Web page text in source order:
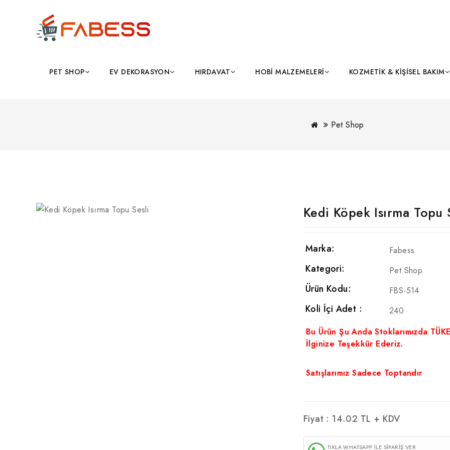
PET SHOP EV DEKORASYON HIRDAVAT HOBI MALZEMELERI KOZMETIK & KIŞISEL BAKIM
Pet Shop
Kedi Köpek Isırma Topu
Marka: Fabess
Kategori: Pet Shop
Ürün Kodu: FBS-514
Koli İçi Adet :
240
Bu Ürün Şu Anda Stoklarımızda
İlginize Teşekkür Ederiz.
Satışlarımız Sadece Toptandır
Fiyat : 14.02 TL + KDV
TIKLA WHATSAPP İLE SİPARİŞ VER